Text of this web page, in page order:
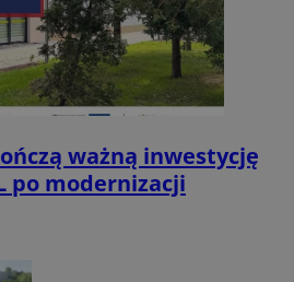
ważną inwestycję
po modernizacji